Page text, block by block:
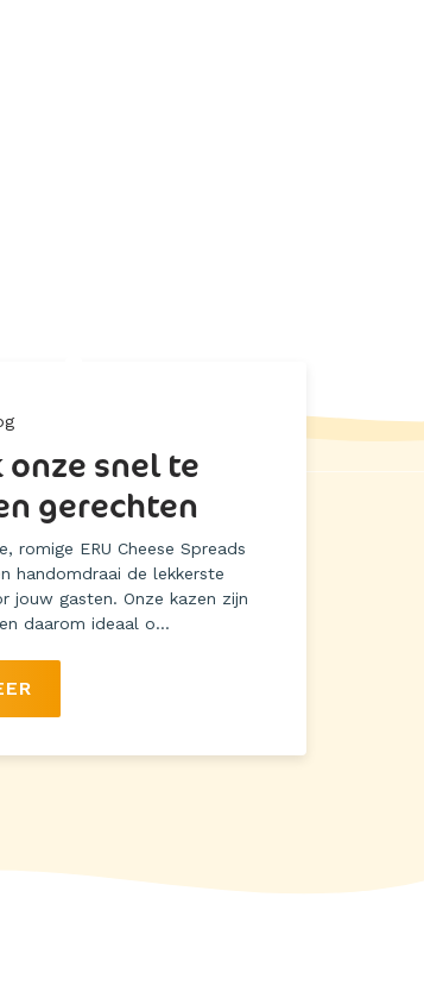
onze snel te
gerechten
romige ERU Cheese Spreads
handomdraai de lekkerste
jouw gasten. Onze kazen zijn
daarom ideaal o...